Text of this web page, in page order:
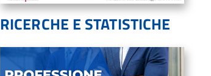
RICERCHE E STATISTICHE